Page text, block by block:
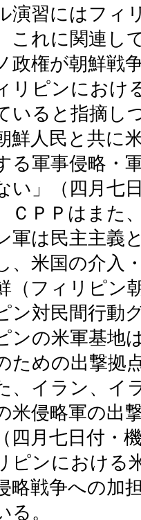
演習にはフィ
これに関連し
政権が朝鮮戦
リピンにおけ
いると指摘し
鮮人民と共に
る軍事侵略・
い」（四月七
ＣＰＰはまた
軍は民主主義
、米国の介入
（フィリピン
ン対民間行動
ンの米軍基地
ための出撃拠
、イラン、イ
米侵略軍の出
（四月七日付・
ピンにおける
略戦争への加
る。